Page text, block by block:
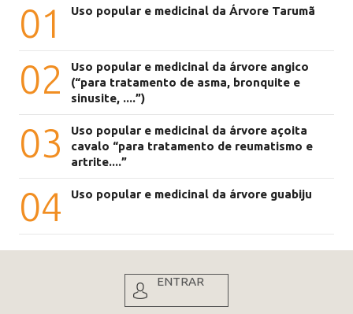
01 Uso popular e medicinal da Árvore Tarumã
02
Uso popular e medicinal da árvore angico
(“para tratamento de asma, bronquite e
sinusite, ....”)
03
Uso popular e medicinal da árvore açoita
cavalo “para tratamento de reumatismo e
artrite....”
04 Uso popular e medicinal da árvore guabiju
ENTRAR